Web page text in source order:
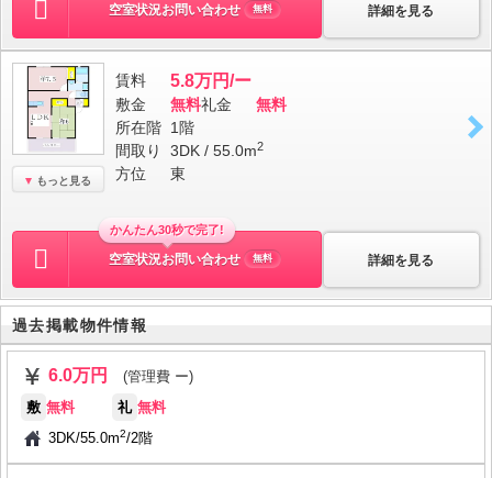
詳細を見る
空室状況お問い合わせ 無料
もっと見る
賃料 5.8万円/ー
敷金 無料礼金
無料
所在階 1階
間取り
3DK / 55.0m2
方位 東
詳細を見る
かんたん30秒で完了!
空室状況お問い合わせ 無料
過去掲載物件情報
6.0万円
(管理費 ー)
敷 無料 礼 無料
3DK/55.0m2/2階